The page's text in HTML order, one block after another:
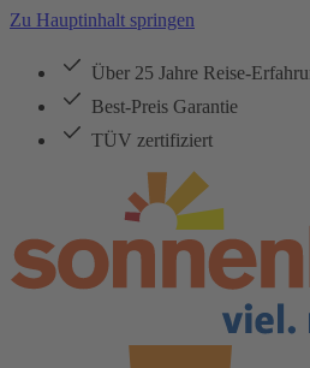
Zu Hauptinhalt springen
Über 25 Jahre Reise-
Best-Preis Garantie
TÜV zertifiziert